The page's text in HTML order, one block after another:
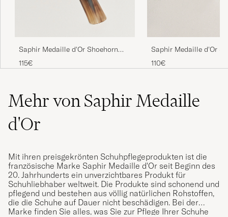
Saphir Medaille d'Or Shoehorn
40cm
115€
Saphir Medaille d'Or
30cm
110€
Mehr von Saphir Medaille
d'Or
Mit ihren preisgekrönten Schuhpflegeprodukten ist die
französische Marke Saphir Medaille d'Or seit Beginn des
20. Jahrhunderts ein unverzichtbares Produkt für
Schuhliebhaber weltweit. Die Produkte sind schonend und
pflegend und bestehen aus völlig natürlichen Rohstoffen,
die die Schuhe auf Dauer nicht beschädigen. Bei der
Marke finden Sie alles, was Sie zur Pflege Ihrer Schuhe